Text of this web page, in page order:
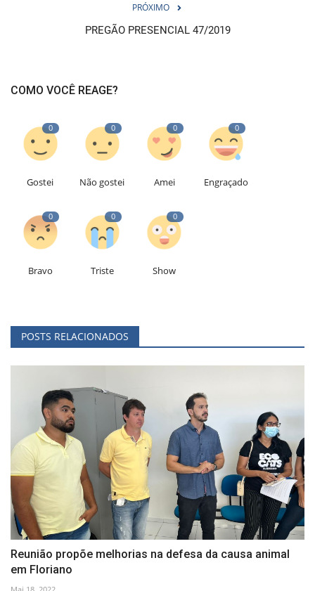
PRÓXIMO
PREGÃO PRESENCIAL 47/2019
COMO VOCÊ REAGE?
0
Gostei
0
Não gostei
0
Amei
0
Engraçado
0
Bravo
0
Triste
0
Show
POSTS RELACIONADOS
Reunião propõe melhorias na defesa da causa animal
em Floriano